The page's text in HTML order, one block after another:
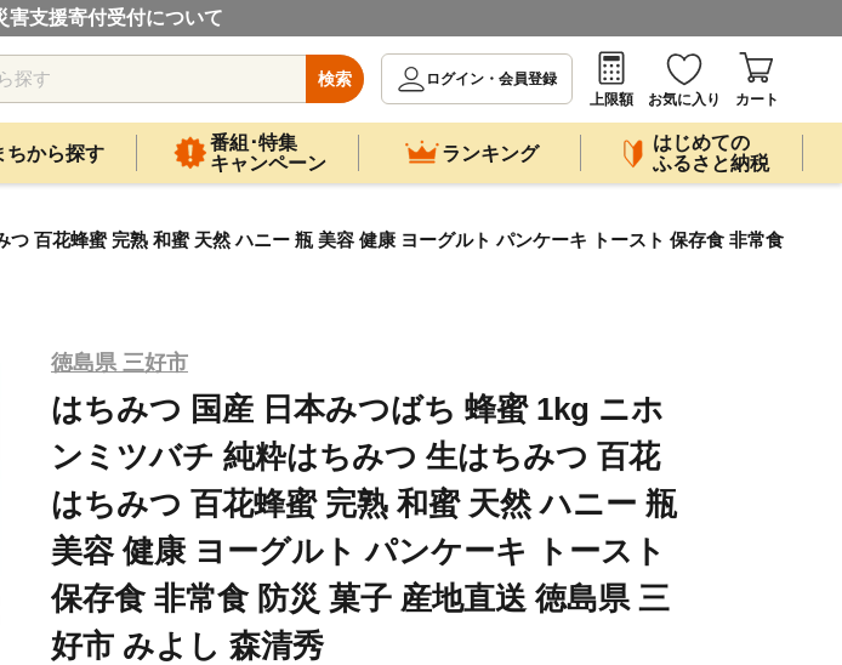
害支援寄付受付について
検索
ログイン・会員登録
上限額
お気に入り カート
ちから探す
番組･特集
キャンペーン
ランキング
はじめての
ふるさと納税
百花蜂蜜 完熟 和蜜 天然 ハニー 瓶 美容 健康 ヨーグルト パンケーキ トースト 保存食 非常食
徳島県 三好市
はちみつ 国産 日本みつばち 蜂蜜 1kg ニホ
ンミツバチ 純粋はちみつ 生はちみつ 百花
はちみつ 百花蜂蜜 完熟 和蜜 天然 ハニー 瓶
美容 健康 ヨーグルト パンケーキ トースト
保存食 非常食 防災 菓子 産地直送 徳島県 三
好市 みよし 森清秀